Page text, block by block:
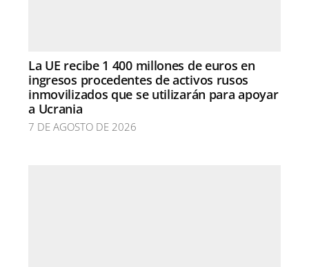
La UE recibe 1 400 millones de euros en
ingresos procedentes de activos rusos
inmovilizados que se utilizarán para apoyar
a Ucrania
7 DE AGOSTO DE 2026